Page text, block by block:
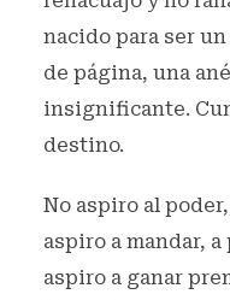
nacido para ser
de página, una
insignificante.
destino.
No aspiro al
aspiro a mandar,
aspiro a ganar